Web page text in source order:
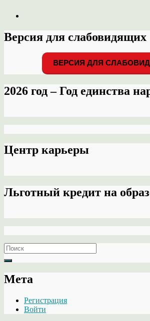
Версия для слабовидящих
ВЕРСИЯ ДЛЯ
2026 год – Год единства
Центр карьеры
Льготный кредит на
Search
for:
Мета
Регистрация
Войти